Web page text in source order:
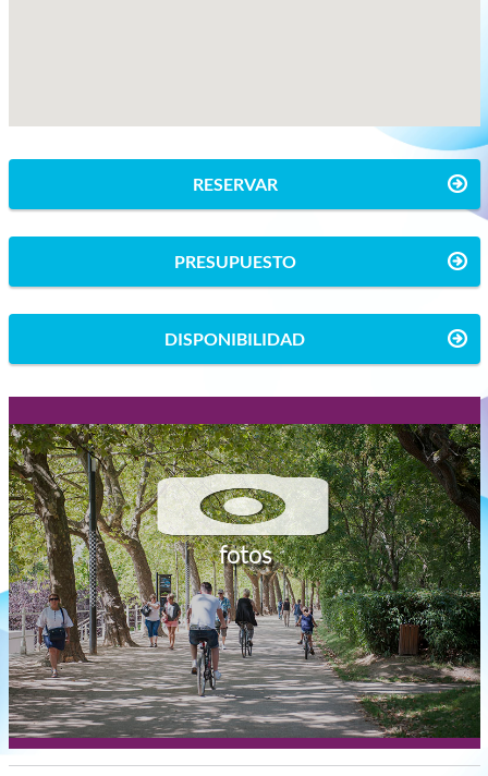
RESERVAR
PRESUPUESTO
DISPONIBILIDAD
fotos